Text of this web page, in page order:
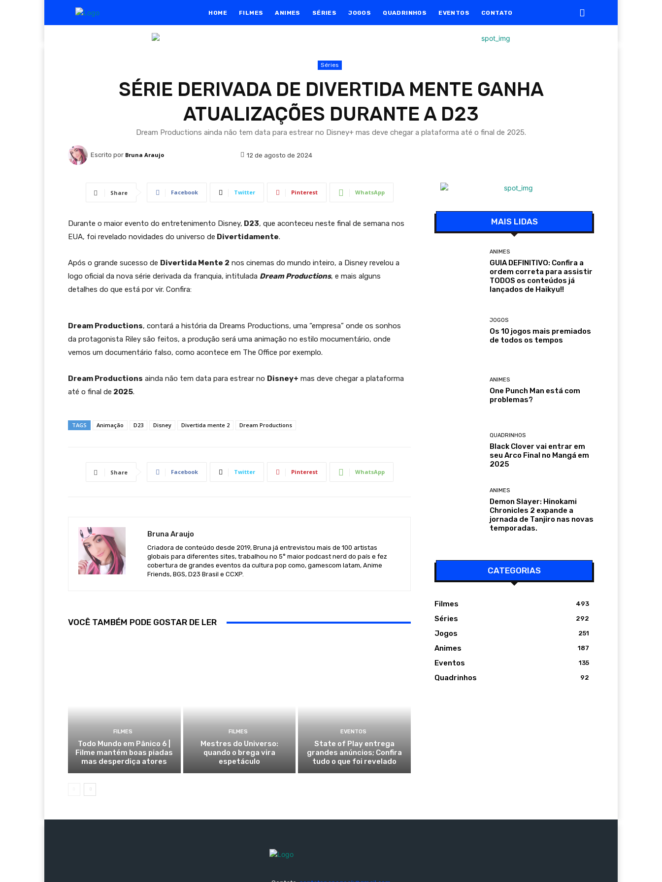
HOME FILMES ANIMES SÉRIES JOGOS QUADRINHOS EVENTOS CONTATO
Séries
SÉRIE DERIVADA DE DIVERTIDA MENTE GANHA
ATUALIZAÇÕES DURANTE A D23
Dream Productions ainda não tem data para estrear no Disney+ mas deve chegar a plataforma até o final de 2025.
Escrito por Bruna Araujo 12 de agosto de 2024
Share Facebook Twitter Pinterest WhatsApp
Durante o maior evento do entretenimento Disney, D23, que aconteceu neste final de semana nos
EUA, foi revelado novidades do universo de Divertidamente.
Após o grande sucesso de Divertida Mente 2 nos cinemas do mundo inteiro, a Disney revelou a
logo oficial da nova série derivada da franquia, intitulada Dream Productions, e mais alguns
detalhes do que está por vir. Confira:
Dream Productions, contará a história da Dreams Productions, uma “empresa” onde os sonhos
da protagonista Riley são feitos, a produção será uma animação no estilo mocumentário, onde
vemos um documentário falso, como acontece em The Office por exemplo.
Dream Productions ainda não tem data para estrear no Disney+ mas deve chegar a plataforma
até o final de 2025.
TAGS Animação D23 Disney Divertida mente 2 Dream Productions
Share Facebook Twitter Pinterest WhatsApp
Bruna Araujo
Criadora de conteúdo desde 2019, Bruna já entrevistou mais de 100 artistas
globais para diferentes sites, trabalhou no 5° maior podcast nerd do país e fez
cobertura de grandes eventos da cultura pop como, gamescom latam, Anime
Friends, BGS, D23 Brasil e CCXP.
VOCÊ TAMBÉM PODE GOSTAR DE LER
FILMES
Todo Mundo em Pânico 6 |
Filme mantém boas piadas
mas desperdiça atores
FILMES
Mestres do Universo:
quando o brega vira
espetáculo
EVENTOS
State of Play entrega
grandes anúncios; Confira
tudo o que foi revelado
MAIS LIDAS
ANIMES
GUIA DEFINITIVO: Confira a
ordem correta para assistir
TODOS os conteúdos já
lançados de Haikyu!!
JOGOS
Os 10 jogos mais premiados
de todos os tempos
ANIMES
One Punch Man está com
problemas?
QUADRINHOS
Black Clover vai entrar em
seu Arco Final no Mangá em
2025
ANIMES
Demon Slayer: Hinokami
Chronicles 2 expande a
jornada de Tanjiro nas novas
temporadas.
CATEGORIAS
Filmes 493
Séries 292
Jogos 251
Animes 187
Eventos 135
Quadrinhos 92